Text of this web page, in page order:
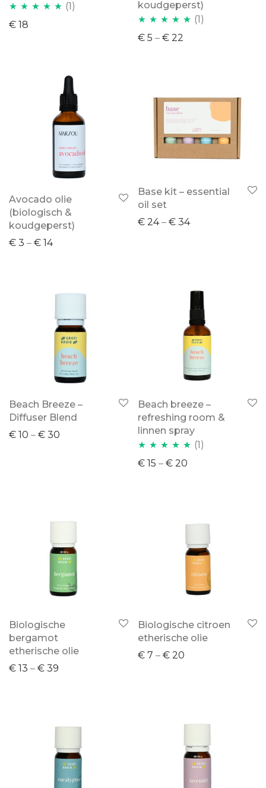
Waardering
(1)
€ 18
koudgeperst)
Waardering
(1)
€ 5 – € 22
Avocado olie
(biologisch &
koudgeperst)
€ 3 – € 14
Base kit – essential
oil set
€ 24– € 34
Beach Breeze –
Diffuser Blend
€ 10 – € 30
Beach breeze –
refreshing room &
linnen spray
Waardering
(1)
€ 15 – € 20
Biologische
bergamot
etherische olie
€ 13 – € 39
Biologische citroen
etherische olie
€ 7 – € 20